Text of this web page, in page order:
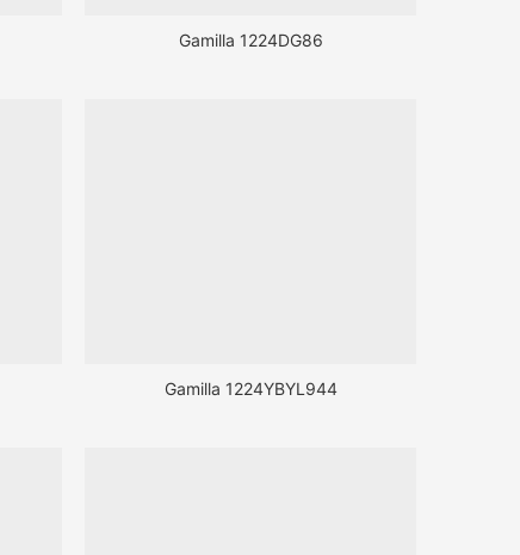
Gamilla 1224DG86
Gamilla 1224YBYL944